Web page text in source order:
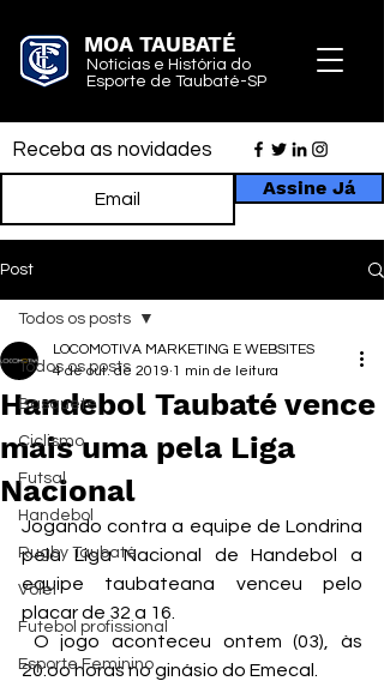
MOA TAUBATÉ
Notícias e História do
Esporte de Taubaté-SP
Receba as novidades
Assine Já
Post
Todos os posts
Basquete
Ciclismo
Futsal
Handebol
Rugby Taubaté
Vôlei
Futebol profissional
Esporte Feminino
Todos os posts
Handebol Taubaté vence
mais uma pela Liga
Nacional
LOCOMOTIVA MARKETING E WEBSITES
4 de out. de 2019 1 min de leitura
Jogando contra a equipe de Londrina
pela Liga Nacional de Handebol a
equipe taubateana venceu pelo
placar de 32 a 16.
O jogo aconteceu ontem (03), às
20:oo horas no ginásio do Emecal.